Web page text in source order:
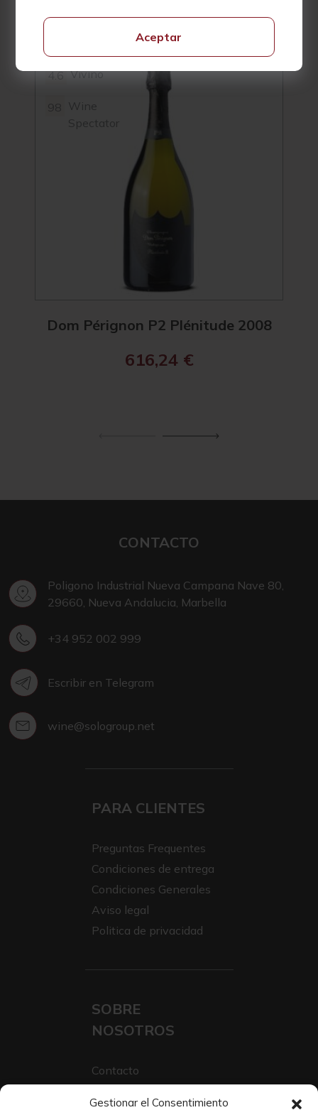
Aceptar
Gestionar el Consentimiento
Productos Relacionados
4.6 Vivino
Wine
Spectator
Dom Pérignon P2 Plénitude 2008
616,24 €
4.3
CONTACTO
Poligono Industrial Nueva Campana Nave 80,
29660, Nueva Andalucia, Marbella
+34 952 002 999
Escribir en Telegram
wine@sologroup.net
PARA CLIENTES
Preguntas Frequentes
Condiciones de entrega
Condiciones Generales
Aviso legal
Politica de privacidad
SOBRE
NOSOTROS
Contacto